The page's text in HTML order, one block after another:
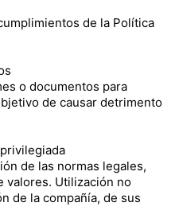
de la Política
o documentos para
de causar detrimento
de las normas legales,
valores. Utilización no
de la compañía, de sus